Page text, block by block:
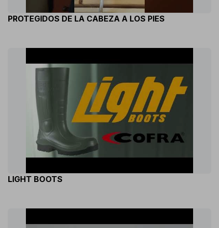
PROTEGIDOS DE LA CABEZA A LOS PIES
LIGHT BOOTS